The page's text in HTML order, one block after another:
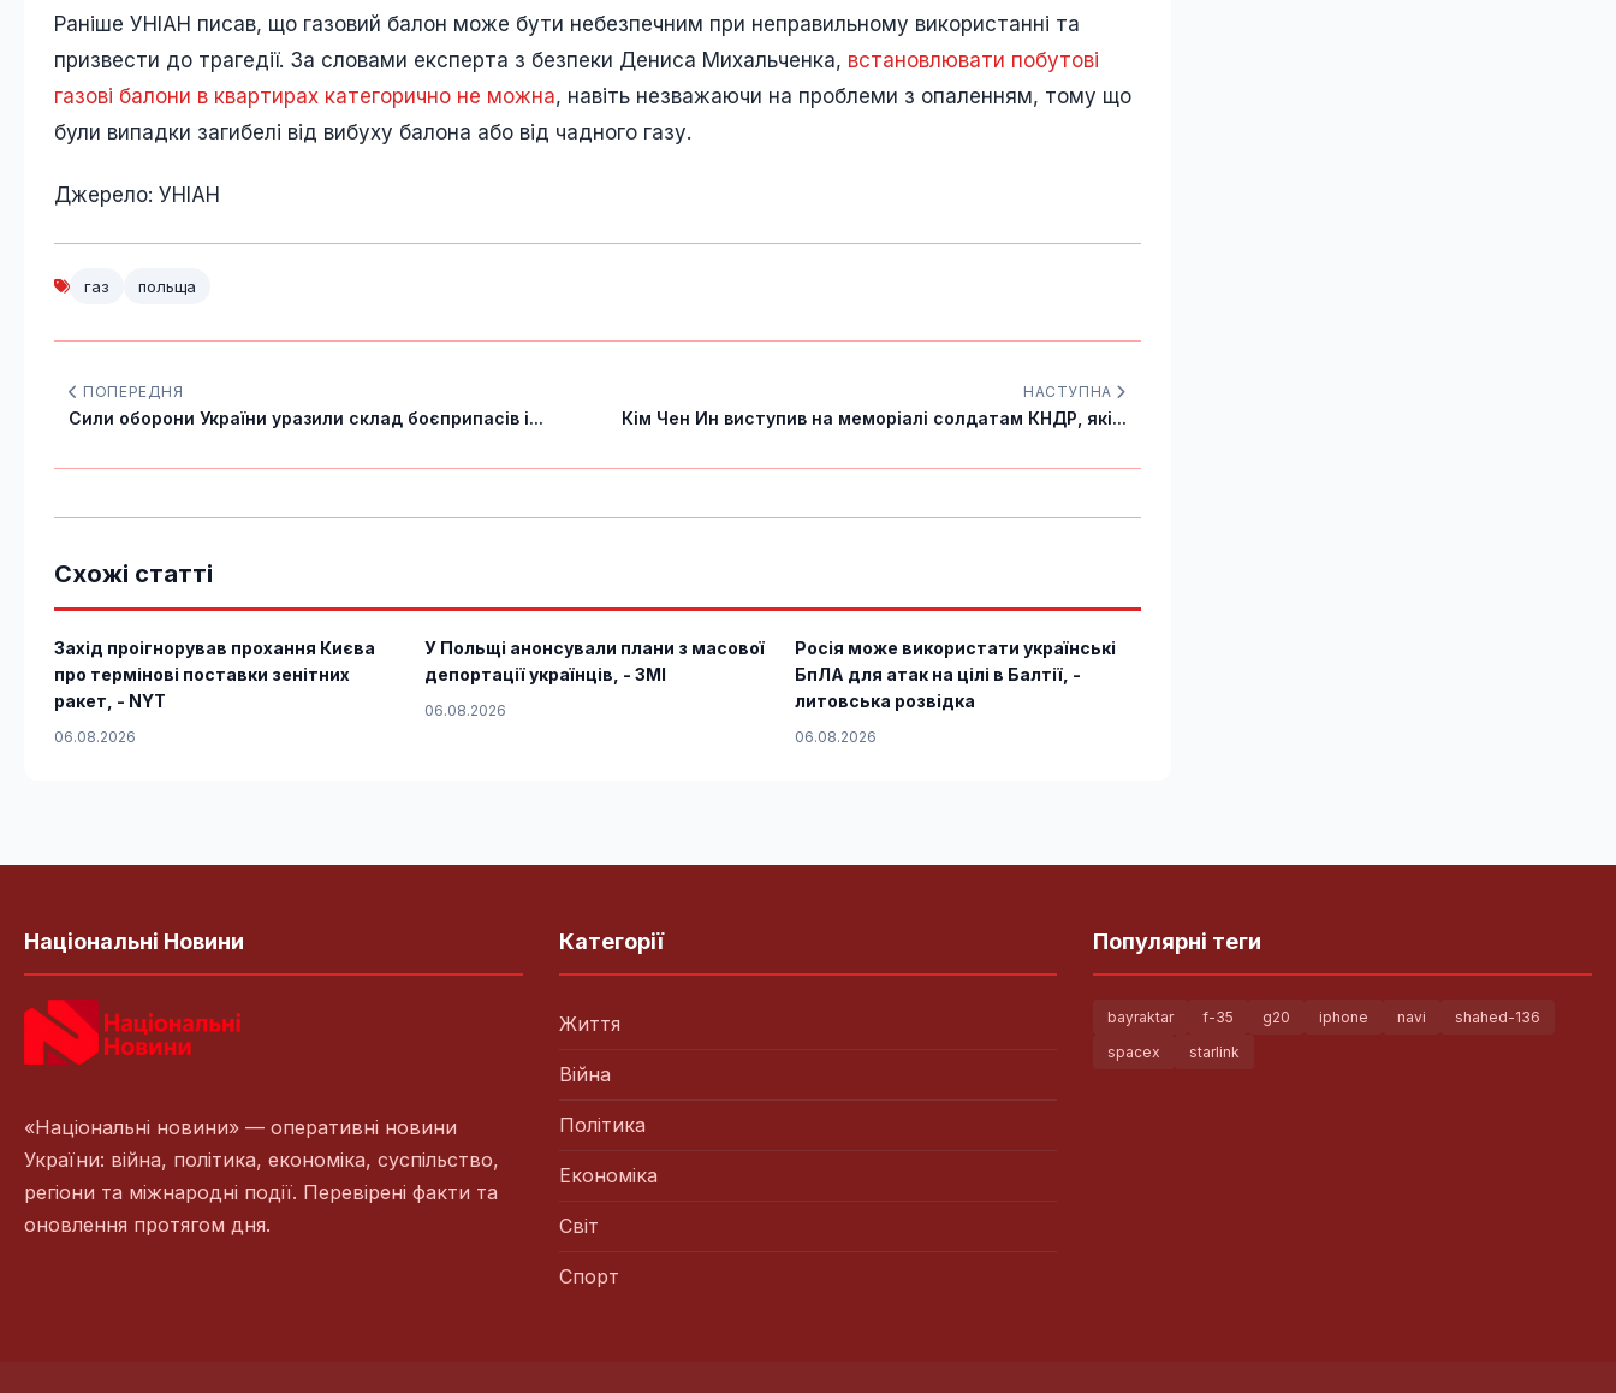
Раніше УНІАН писав, що газовий балон може бути небезпечним при неправильному використанні та
призвести до трагедії. За словами експерта з безпеки Дениса Михальченка, встановлювати побутові
газові балони в квартирах категорично не можна, навіть незважаючи на проблеми з опаленням, тому що
були випадки загибелі від вибуху балона або від чадного газу.
Джерело: УНІАН
газ польща
ПОПЕРЕДНЯ
Сили оборони України уразили склад боєприпасів і...
НАСТУПНА
Кім Чен Ин виступив на меморіалі солдатам КНДР, які...
Схожі статті
Захід проігнорував прохання Києва
про термінові поставки зенітних
ракет, - NYT
06.08.2026
У Польщі анонсували плани з масової
депортації українців, - ЗМІ
06.08.2026
Росія може використати українські
БпЛА для атак на цілі в Балтії, -
литовська розвідка
06.08.2026
Національні Новини
«Національні новини» — оперативні новини
України: війна, політика, економіка, суспільство,
регіони та міжнародні події. Перевірені факти та
оновлення протягом дня.
Категорії
Життя
Війна
Політика
Економіка
Світ
Спорт
Популярні теги
bayraktar f-35 g20 iphone navi
shahed-136
spacex
starlink